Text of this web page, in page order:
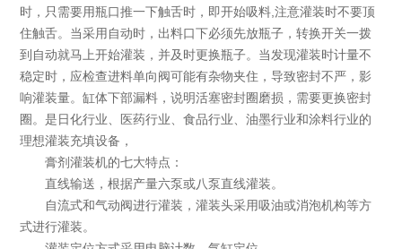
时，只需要用瓶口推一下触舌时，即开始吸料,注意灌装时不要顶
住触舌。当采用自动时，出料口下必须先放瓶子，转换开关一拨
到自动就马上开始灌装，并及时更换瓶子。当发现灌装时计量不
稳定时，应检查进料单向阀可能有杂物夹住，导致密封不严，影
响灌装量。缸体下部漏料，说明活塞密封圈磨损，需要更换密封
圈。是日化行业、医药行业、食品行业、油墨行业和涂料行业的
理想灌装充填设备，
膏剂灌装机的七大特点：
直线输送，根据产量六泵或八泵直线灌装。
自流式和气动阀进行灌装，灌装头采用吸油或消泡机构等方
式进行灌装。